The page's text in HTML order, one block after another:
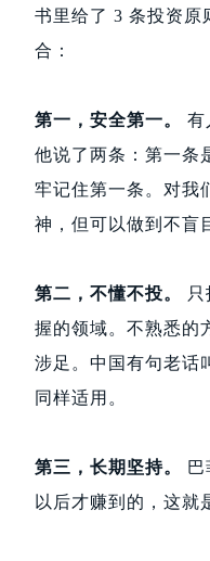
书里给了 3 条投资原
合：
第一，安全第一。
有
他说了两条：第一条
牢记住第一条。对我
神，但可以做到不盲
第二，不懂不投。
握的领域。不熟悉的
涉足。中国有句老话
同样适用。
第三，长期坚持。
以后才赚到的，这就